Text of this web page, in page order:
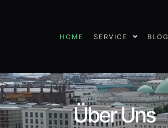
HOME SERVICE BLOG
Über Uns